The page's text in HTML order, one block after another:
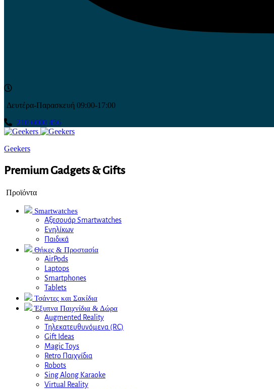
Δευτέρα-Παρασκευή 09:00-17:00
210 6000 456
Geekers
Premium Gadgets & Gifts
Προϊόντα
Smartwatches
Αξεσουάρ Smartwatches
Ενηλίκων
Παιδικά
Θήκες & Προστασία
AirPods
Laptops
Smartphones
Tablets
Τσάντες και Σακίδια
Έξυπνα Παιχνίδια & Δώρα
Augmented Reality
Τηλεκατευθυνόμενα (RC)
Gift Ideas
Magic Toys
Retro Παιχνίδια
Robots
Sing Along Karaoke
Virtual Reality